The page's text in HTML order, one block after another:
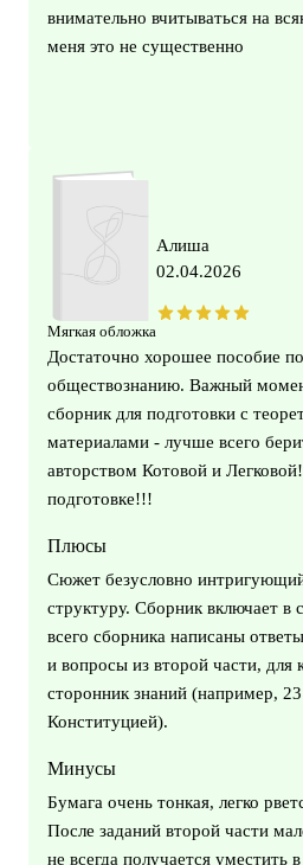
внимательно вчитываться на
меня это не существенно
Мягкая обложка
Алиша
02.04.2026
Достаточно хорошее пособие
обществознанию. Важный
сборник для подготовки с
материалами - лучше всего
авторством Котовой и
подготовке!!!
Плюсы
Сюжет безусловно
структуру. Сборник включает в
всего сборника написаны
и вопросы из второй части, для
сторонник знаний (например, 23
Конституцией).
Минусы
Бумага очень тонкая, легко
После заданий второй части
не всегда получается уместить